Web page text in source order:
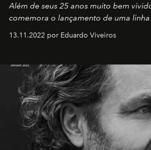
Além de seus 25 anos muito bem
comemora o lançamento de uma
13.11.2022 por Eduardo Viveiros